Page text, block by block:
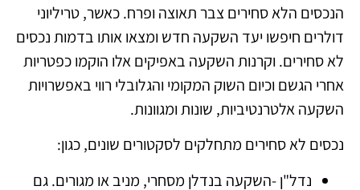
הנכסים הלא סחירים צבר תאוצה ופרח. כאשר, טריליוני
דולרים חיפשו יעד השקעה חדש ומצאו אותו בדמות נכסים
לא סחירים. וקרנות השקעה באפיקים אלו הוקמו כפטריות
אחרי הגשם וכיום השוק המקומי והגלובלי רווי באפשרויות
השקעה אלטרנטיביות, שונות ומגוונות.
נכסים לא סחירים מתחלקים לסקטורים שונים, כגון:
נדל"ן -השקעה בנדלן מסחרי, מניב או מגורים. גם